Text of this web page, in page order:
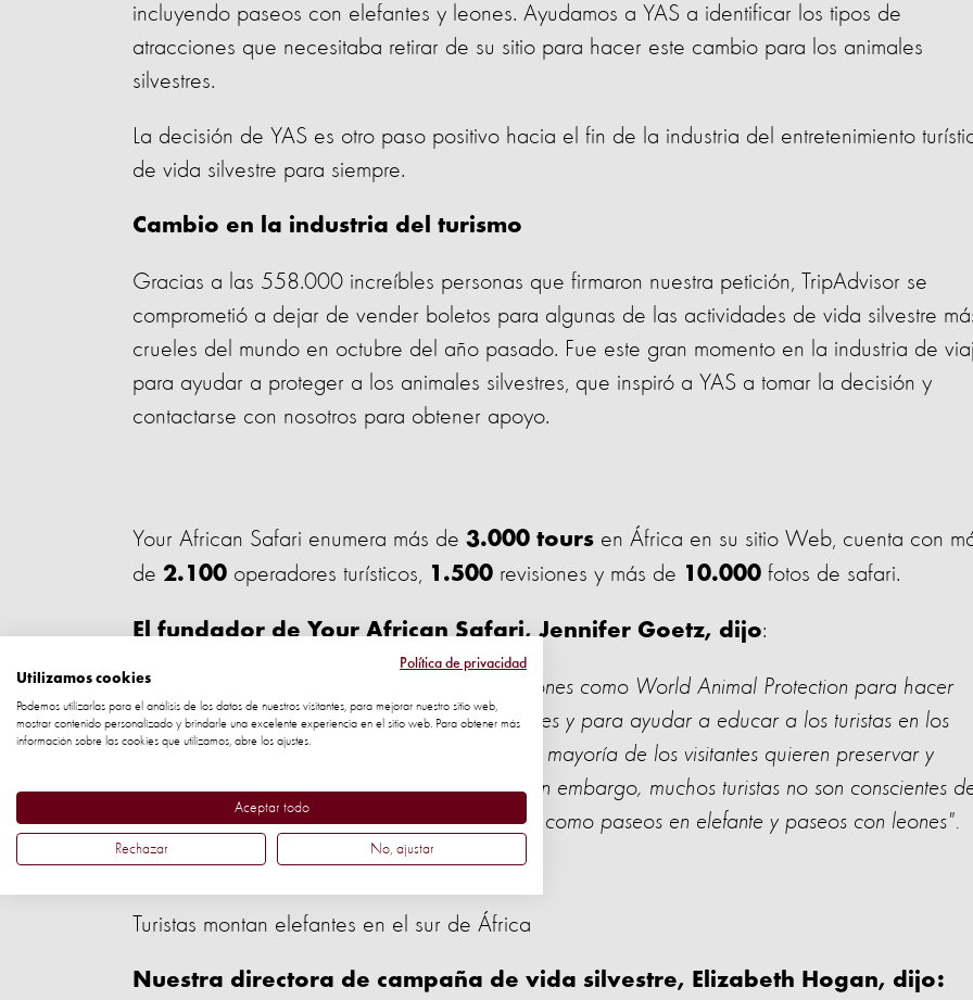
incluyendo paseos con elefantes y leones. Ayudamos a YAS a identificar los tipos de
atracciones que necesitaba retirar de su sitio para hacer este cambio para los animales
silvestres.
La decisión de YAS es otro paso positivo hacia el fin de la industria del entretenimiento
de vida silvestre para siempre.
Cambio en la industria del turismo
Gracias a las 558.000 increíbles personas que firmaron nuestra petición, TripAdvisor se
comprometió a dejar de vender boletos para algunas de las actividades de vida silvestre
crueles del mundo en octubre del año pasado. Fue este gran momento en la industria de
para ayudar a proteger a los animales silvestres, que inspiró a YAS a tomar la decisión y
contactarse con nosotros para obtener apoyo.
Your African Safari enumera más de 3.000 tours en África en su sitio Web, cuenta con
de 2.100 operadores turísticos, 1.500 revisiones y más de 10.000 fotos de safari.
El fundador de Your African Safari, Jennifer Goetz, dijo:
"YAS se complace en trabajar con organizaciones como World Animal Protection para hacer
cambios positivos y sostenibles para los animales y para ayudar a educar a los turistas en los
diversos paquetes de safari que se ofrecen. La mayoría de los visitantes quieren preservar y
proteger a los animales que ven en el safari, sin embargo, muchos turistas no son conscientes
crueldad detrás de las escenas de actividades como paseos en elefante y paseos con leones".
Turistas montan elefantes en el sur de África
Nuestra directora de campaña de vida silvestre, Elizabeth Hogan, dijo:
Política de privacidad
Utilizamos cookies
Podemos utilizarlas para el análisis de los datos de nuestros visitantes, para mejorar nuestro sitio web,
mostrar contenido personalizado y brindarle una excelente experiencia en el sitio web. Para obtener más
información sobre las cookies que utilizamos, abre los ajustes.
Aceptar todo
Rechazar No, ajustar